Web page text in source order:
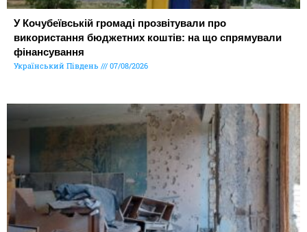
У Кочубеївській громаді прозвітували про
використання бюджетних коштів: на що спрямували
фінансування
Український Південь 07/08/2026